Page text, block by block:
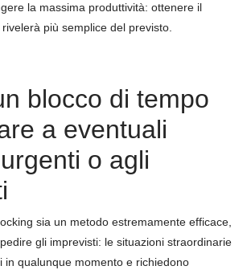
la massima produttività: ottenere il
più semplice del previsto.
blocco di tempo
a eventuali
o agli
sia un metodo estremamente efficace,
gli imprevisti: le situazioni straordinarie
in qualunque momento e richiedono